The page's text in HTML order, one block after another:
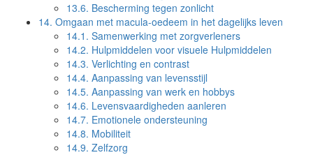
13.6. Bescherming tegen zonlicht
14. Omgaan met macula-oedeem in het dagelijks leven
14.1. Samenwerking met zorgverleners
14.2. Hulpmiddelen voor visuele Hulpmiddelen
14.3. Verlichting en contrast
14.4. Aanpassing van levensstijl
14.5. Aanpassing van werk en hobbys
14.6. Levensvaardigheden aanleren
14.7. Emotionele ondersteuning
14.8. Mobiliteit
14.9. Zelfzorg